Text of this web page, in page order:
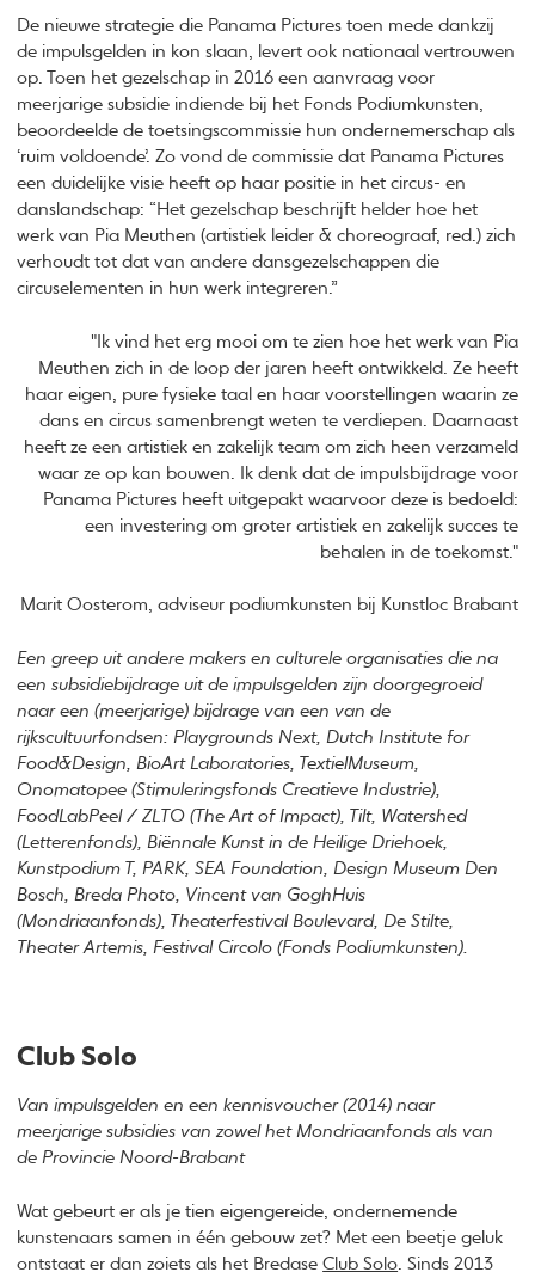
De nieuwe strategie die Panama Pictures toen mede dankzij
de impulsgelden in kon slaan, levert ook nationaal vertrouwen
op. Toen het gezelschap in 2016 een aanvraag voor
meerjarige subsidie indiende bij het Fonds Podiumkunsten,
beoordeelde de toetsingscommissie hun ondernemerschap als
‘ruim voldoende’. Zo vond de commissie dat Panama Pictures
een duidelijke visie heeft op haar positie in het circus- en
danslandschap: “Het gezelschap beschrijft helder hoe het
werk van Pia Meuthen (artistiek leider & choreograaf, red.) zich
verhoudt tot dat van andere dansgezelschappen die
circuselementen in hun werk integreren.”
"Ik vind het erg mooi om te zien hoe het werk van Pia
Meuthen zich in de loop der jaren heeft ontwikkeld. Ze heeft
haar eigen, pure fysieke taal en haar voorstellingen waarin ze
dans en circus samenbrengt weten te verdiepen. Daarnaast
heeft ze een artistiek en zakelijk team om zich heen verzameld
waar ze op kan bouwen. Ik denk dat de impulsbijdrage voor
Panama Pictures heeft uitgepakt waarvoor deze is bedoeld:
een investering om groter artistiek en zakelijk succes te
behalen in de toekomst."
Marit Oosterom, adviseur podiumkunsten bij Kunstloc Brabant
Een greep uit andere makers en culturele organisaties die na
een subsidiebijdrage uit de impulsgelden zijn doorgegroeid
naar een (meerjarige) bijdrage van een van de
rijkscultuurfondsen: Playgrounds Next, Dutch Institute for
Food&Design, BioArt Laboratories, TextielMuseum,
Onomatopee (Stimuleringsfonds Creatieve Industrie),
FoodLabPeel / ZLTO (The Art of Impact), Tilt, Watershed
(Letterenfonds), Biënnale Kunst in de Heilige Driehoek,
Kunstpodium T, PARK, SEA Foundation, Design Museum Den
Bosch, Breda Photo, Vincent van GoghHuis
(Mondriaanfonds), Theaterfestival Boulevard, De Stilte,
Theater Artemis, Festival Circolo (Fonds Podiumkunsten).
Club Solo
Van impulsgelden en een kennisvoucher (2014) naar
meerjarige subsidies van zowel het Mondriaanfonds als van
de Provincie Noord-Brabant
Wat gebeurt er als je tien eigengereide, ondernemende
kunstenaars samen in één gebouw zet? Met een beetje geluk
ontstaat er dan zoiets als het BredaseClub Solo . Sinds 2013